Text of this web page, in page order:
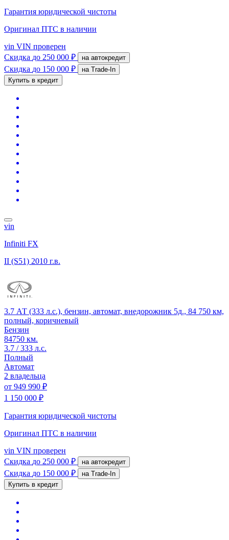
Гарантия юридической чистоты
Оригинал ПТС в наличии
vin VIN проверен
Скидка до 250 000 ₽ на автокредит
Скидка до 150 000 ₽
на Trade-In
Купить в кредит
vin
Infiniti FX
II (S51) 2010 г.в.
3.7 АТ (333 л.с.), бензин, автомат, внедорожник 5д., 84 750 км,
полный, коричневый
Бензин
84750 км.
3.7 / 333 л.с.
Полный
Автомат
2 владельца
от 949 990 ₽
1 150 000 ₽
Гарантия юридической чистоты
Оригинал ПТС в наличии
vin VIN проверен
Скидка до 250 000 ₽ на автокредит
Скидка до 150 000 ₽
на Trade-In
Купить в кредит